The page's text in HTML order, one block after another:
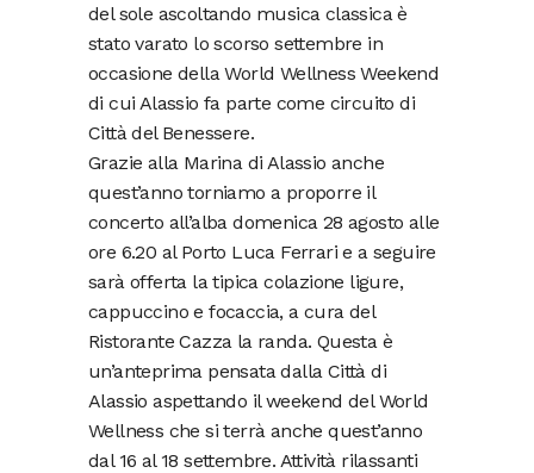
del sole ascoltando musica classica è
stato varato lo scorso settembre in
occasione della World Wellness Weekend
di cui Alassio fa parte come circuito di
Città del Benessere.
Grazie alla Marina di Alassio anche
quest’anno torniamo a proporre il
concerto all’alba domenica 28 agosto alle
ore 6.20 al Porto Luca Ferrari e a seguire
sarà offerta la tipica colazione ligure,
cappuccino e focaccia, a cura del
Ristorante Cazza la randa. Questa è
un’anteprima pensata dalla Città di
Alassio aspettando il weekend del World
Wellness che si terrà anche quest’anno
dal 16 al 18 settembre. Attività rilassanti